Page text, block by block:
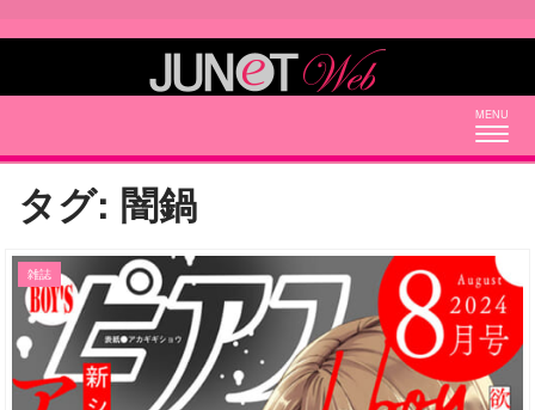
タグ: 闇鍋
雑誌